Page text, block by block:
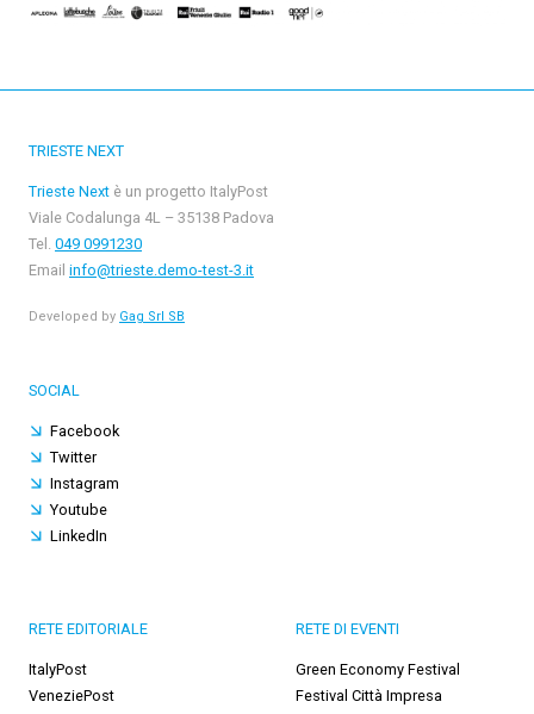
TRIESTE NEXT
Trieste Next è un progetto ItalyPost
Viale Codalunga 4L – 35138 Padova
Tel. 049 0991230
Email info@trieste.demo-test-3.it
Developed by Gag Srl SB
SOCIAL
Facebook
Twitter
Instagram
Youtube
LinkedIn
RETE EDITORIALE
ItalyPost
VeneziePost
RETE DI EVENTI
Green Economy Festival
Festival Città Impresa